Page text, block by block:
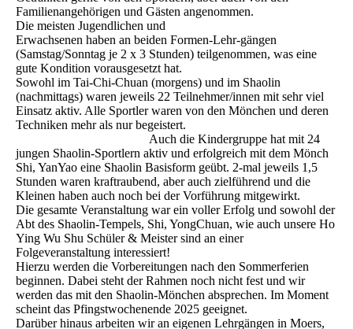
Familienangehörigen und Gästen angenommen.
Die meisten Jugendlichen und
Erwachsenen haben an beiden Formen-Lehr-gängen
(Samstag/Sonntag je 2 x 3 Stunden) teilgenommen, was eine
gute Kondition vorausgesetzt hat.
Sowohl im Tai-Chi-Chuan (morgens) und im Shaolin
(nachmittags) waren jeweils 22 Teilnehmer/innen mit sehr viel
Einsatz aktiv. Alle Sportler waren von den Mönchen und deren
Techniken mehr als nur begeistert.
Auch die Kindergruppe hat mit 24
jungen Shaolin-Sportlern aktiv und erfolgreich mit dem Mönch
Shi, YanYao eine Shaolin Basisform geübt. 2-mal jeweils 1,5
Stunden waren kraftraubend, aber auch zielführend und die
Kleinen haben auch noch bei der Vorführung mitgewirkt.
Die gesamte Veranstaltung war ein voller Erfolg und sowohl der
Abt des Shaolin-Tempels, Shi, YongChuan, wie auch unsere Ho
Ying Wu Shu Schüler & Meister sind an einer
Folgeveranstaltung interessiert!
Hierzu werden die Vorbereitungen nach den Sommerferien
beginnen. Dabei steht der Rahmen noch nicht fest und wir
werden das mit den Shaolin-Mönchen absprechen. Im Moment
scheint das Pfingstwochenende 2025 geeignet.
Darüber hinaus arbeiten wir an eigenen Lehrgängen in Moers,